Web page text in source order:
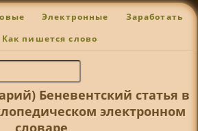
Электронные Заработать
Как пишется слово
Беневентский статья в
электронном
словаре